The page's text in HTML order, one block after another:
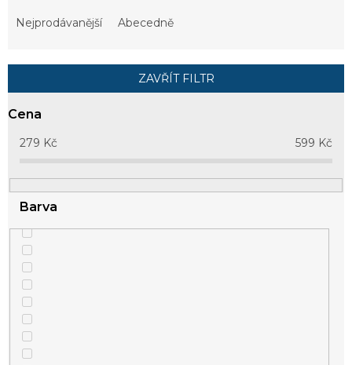
r
o
t
ů
Nejprodávanější Abecedně
ZAVŘÍT FILTR
Cena
279 Kč 599 Kč
Barva